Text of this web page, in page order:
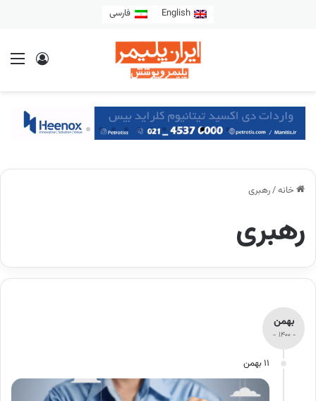
English فارسی
خانه/رهبری
رهبری
بهمن
- 1400 -
11 بهمن